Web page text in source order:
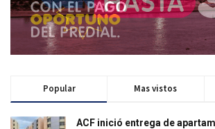
Popular Mas vistos
ACF inició entrega de